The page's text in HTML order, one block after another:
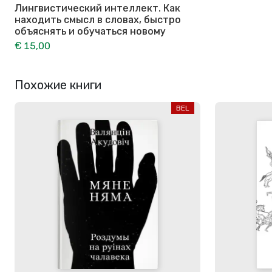
Лингвистический интеллект. Как
находить смысл в словах, быстро
объяснять и обучаться новому
€ 15,00
Похожие книги
BEL